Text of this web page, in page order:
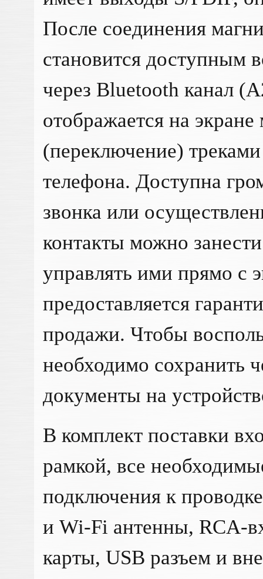
После соединения
становится доступным
через Bluetooth канал
отображается на
(переключение)
телефона. Доступна
звонка или
контакты можно
управлять ими прямо с
предоставляется
продажи. Чтобы
необходимо сохранить
документы на
В комплект поставки
рамкой, все
подключения к
и Wi-Fi антенны, RCA-
карты, USB разъем и